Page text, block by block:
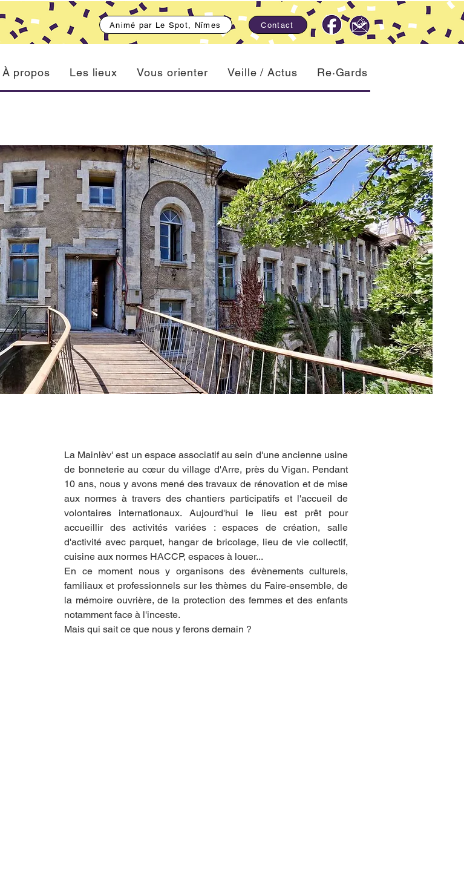
Animé par Le Spot, Nîmes Contact
À propos Les lieux Vous orienter Veille / Actus Re·Gards
La Mainlèv' est un espace associatif au sein d'une ancienne usine
de bonneterie au cœur du village d'Arre, près du Vigan. Pendant
10 ans, nous y avons mené des travaux de rénovation et de mise
aux normes à travers des chantiers participatifs et l'accueil de
volontaires internationaux. Aujourd'hui le lieu est prêt pour
accueillir des activités variées : espaces de création, salle
d'activité avec parquet, hangar de bricolage, lieu de vie collectif,
cuisine aux normes HACCP, espaces à louer...
En ce moment nous y organisons des évènements culturels,
familiaux et professionnels sur les thèmes du Faire-ensemble, de
la mémoire ouvrière, de la protection des femmes et des enfants
notamment face à l'inceste.
Mais qui sait ce que nous y ferons demain ?